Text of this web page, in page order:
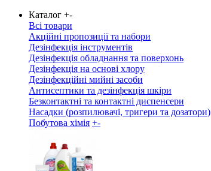
Каталог +-
Всі товари
Акційні пропозиції та набори
Дезінфекція інструментів
Дезінфекція обладнання та поверхонь
Дезінфекція на основі хлору
Дезінфекційні мийні засоби
Антисептики та дезінфекція шкіри
Безконтактні та контактні диспенсери
Насадки (розпилювачі, тригери та дозатори)
Побутова хімія +-